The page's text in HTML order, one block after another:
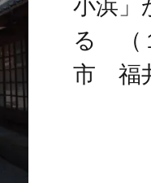
る （
市 福